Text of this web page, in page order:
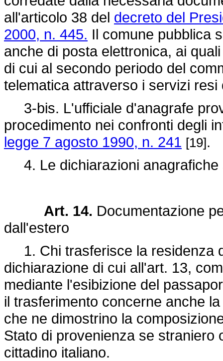
all'articolo 38 del decreto del
2000, n. 445. Il comune pubblica
anche di posta elettronica, ai
di cui al secondo periodo del
telematica attraverso i servizi
3-bis. L'ufficiale d'anagrafe
procedimento nei confronti degli
legge 7 agosto 1990, n. 241 [19].
4. Le dichiarazioni anagrafiche
Art. 14. Documentazione
dall'estero
1. Chi trasferisce la residenza
dichiarazione di cui all'art. 13,
mediante l'esibizione del
il trasferimento concerne anche
che ne dimostrino la
Stato di provenienza se straniero
cittadino italiano.